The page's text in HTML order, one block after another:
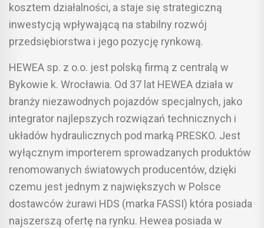
kosztem działalności, a staje się strategiczną
inwestycją wpływającą na stabilny rozwój
przedsiębiorstwa i jego pozycję rynkową.
HEWEA sp. z o.o. jest polską firmą z centralą w
Bykowie k. Wrocławia. Od 37 lat HEWEA działa w
branży niezawodnych pojazdów specjalnych, jako
integrator najlepszych rozwiązań technicznych i
układów hydraulicznych pod marką PRESKO. Jest
wyłącznym importerem sprowadzanych produktów
renomowanych światowych producentów, dzięki
czemu jest jednym z największych w Polsce
dostawców żurawi HDS (marka FASSI) która posiada
najszerszą ofertę na rynku. Hewea posiada w